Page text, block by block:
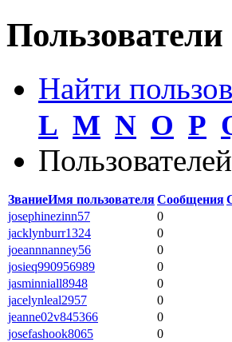
Пользователи
Найти
L M N O P
ЗваниеИмя пользователяСообщения
josephinezinn57
0
jacklynburr1324
0
joeannnanney56
0
josieq990956989
0
jasminniall8948
0
jacelynleal2957
0
jeanne02v845366
0
josefashook8065
0